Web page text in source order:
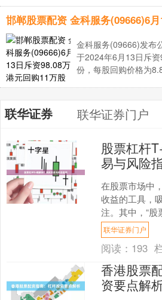
金科服务(09666)发布
于2024年6月13日斥
份，每股回购价格为
联华证券 联华证券门户
股票杠杆
易与风险
在股票市场中
收益的工具，
注。其中，“股
杆与T+0（当
略，旨在提高资
联华证券门户
阅读： 193
香港股票
资要点解